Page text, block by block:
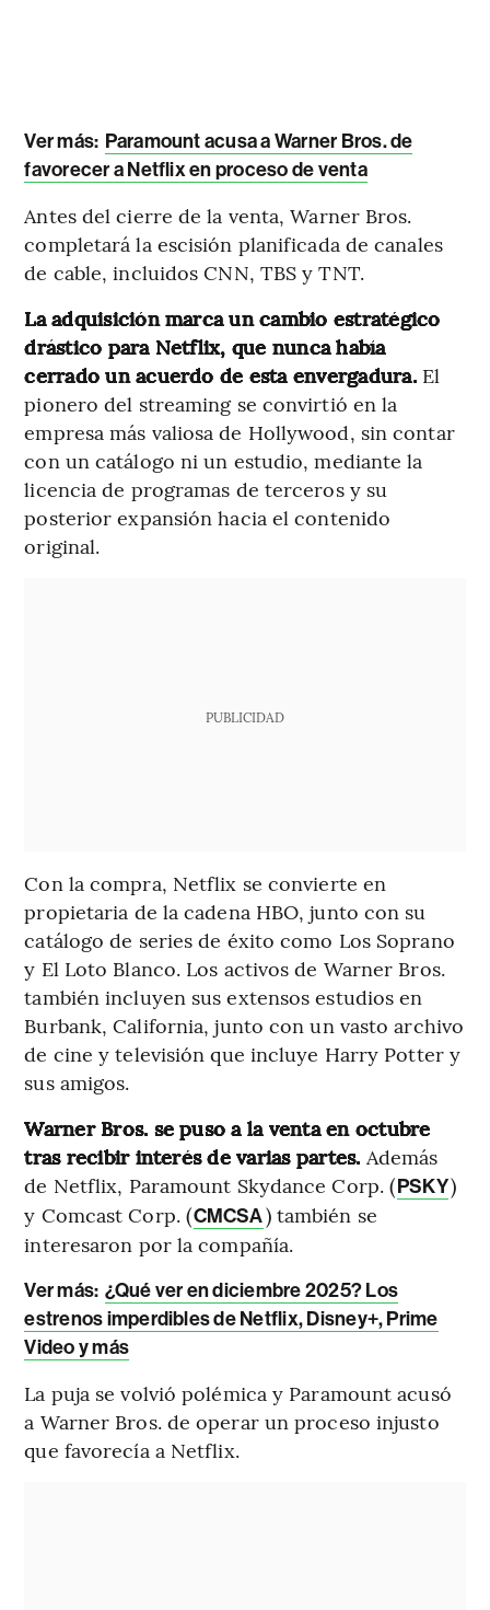
Ver más: Paramount acusa a Warner Bros. de
favorecer a Netflix en proceso de venta
Antes del cierre de la venta, Warner Bros.
completará la escisión planificada de canales
de cable, incluidos CNN, TBS y TNT.
La adquisición marca un cambio estratégico
drástico para Netflix, que nunca había
cerrado un acuerdo de esta envergadura. El
pionero del streaming se convirtió en la
empresa más valiosa de Hollywood, sin contar
con un catálogo ni un estudio, mediante la
licencia de programas de terceros y su
posterior expansión hacia el contenido
original.
PUBLICIDAD
Con la compra, Netflix se convierte en
propietaria de la cadena HBO, junto con su
catálogo de series de éxito como Los Soprano
y El Loto Blanco. Los activos de Warner Bros.
también incluyen sus extensos estudios en
Burbank, California, junto con un vasto archivo
de cine y televisión que incluye Harry Potter y
sus amigos.
Warner Bros. se puso a la venta en octubre
tras recibir interés de varias partes. Además
de Netflix, Paramount Skydance Corp. (PSKY)
y Comcast Corp. (CMCSA) también se
interesaron por la compañía.
Ver más: ¿Qué ver en diciembre 2025? Los
estrenos imperdibles de Netflix, Disney+, Prime
Video y más
La puja se volvió polémica y Paramount acusó
a Warner Bros. de operar un proceso injusto
que favorecía a Netflix.